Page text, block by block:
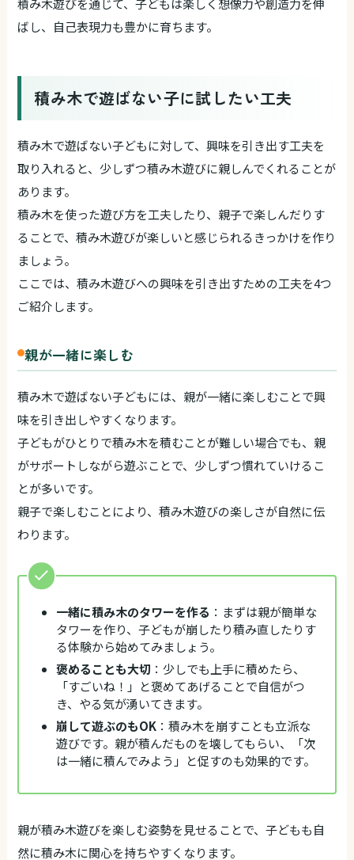
積み木遊びを通じて、子どもは楽しく想像力や創造力を伸
ばし、自己表現力も豊かに育ちます。
積み木で遊ばない子に試したい工夫
積み木で遊ばない子どもに対して、興味を引き出す工夫を
取り入れると、少しずつ積み木遊びに親しんでくれることが
あります。
積み木を使った遊び方を工夫したり、親子で楽しんだりす
ることで、積み木遊びが楽しいと感じられるきっかけを作り
ましょう。
ここでは、積み木遊びへの興味を引き出すための工夫を4つ
ご紹介します。
親が一緒に楽しむ
積み木で遊ばない子どもには、親が一緒に楽しむことで興
味を引き出しやすくなります。
子どもがひとりで積み木を積むことが難しい場合でも、親
がサポートしながら遊ぶことで、少しずつ慣れていけるこ
とが多いです。
親子で楽しむことにより、積み木遊びの楽しさが自然に伝
わります。
一緒に積み木のタワーを作る ：まずは親が簡単な
タワーを作り、子どもが崩したり積み直したりす
る体験から始めてみましょう。
褒めることも大切 ：少しでも上手に積めたら、
「すごいね！」と褒めてあげることで自信がつ
き、やる気が湧いてきます。
崩して遊ぶのもOK：積み木を崩すことも立派な
遊びです。親が積んだものを壊してもらい、「次
は一緒に積んでみよう」と促すのも効果的です。
親が積み木遊びを楽しむ姿勢を見せることで、子どもも自
然に積み木に関心を持ちやすくなります。